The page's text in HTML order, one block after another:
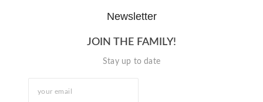
Newsletter
JOIN THE FAMILY!
Stay up to date